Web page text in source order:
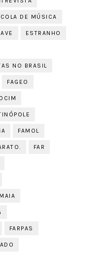
DE MÚSICA
ESTRANHO
NO BRASIL
FAGEO
FAMOL
FAR
FARPAS